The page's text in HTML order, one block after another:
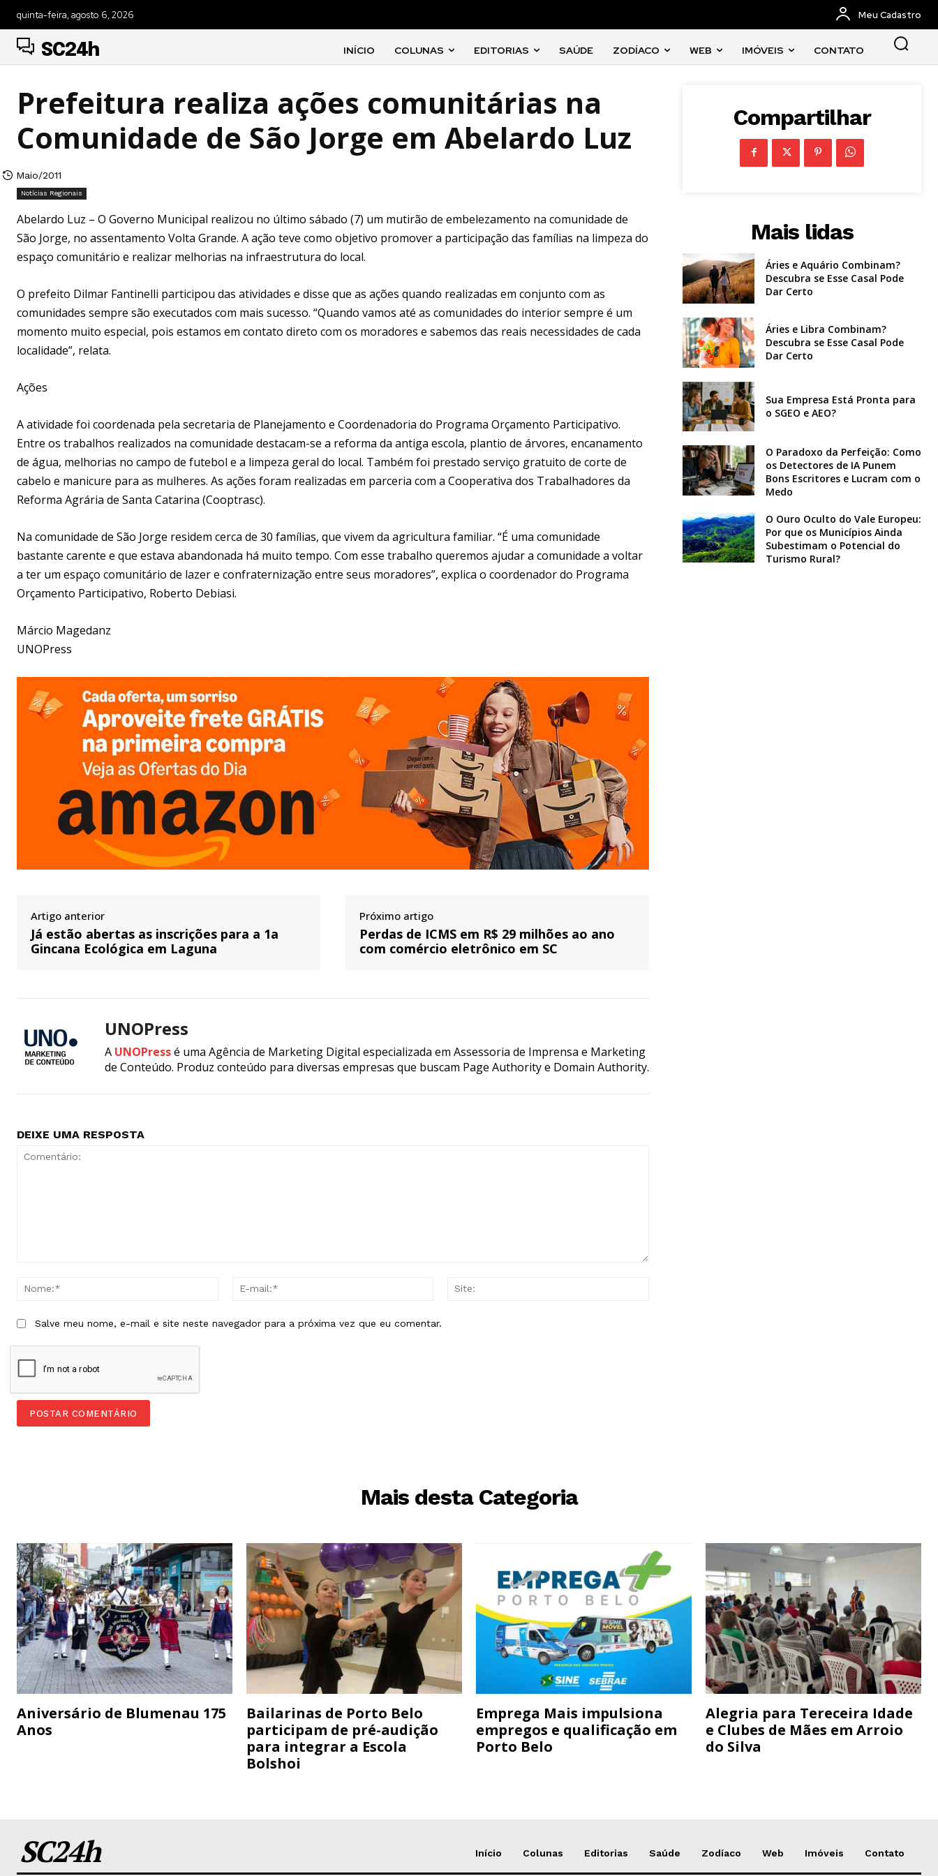
quinta-feira, agosto 6, 2026 Meu Cadastro
SC24h INÍCIO COLUNAS EDITORIAS SAÚDE ZODÍACO WEB IMÓVEIS CONTATO
Prefeitura realiza ações comunitárias na
Comunidade de São Jorge em Abelardo Luz
Maio/2011
Notícias Regionais
Abelardo Luz – O Governo Municipal realizou no último sábado (7) um mutirão de embelezamento na comunidade de
São Jorge, no assentamento Volta Grande. A ação teve como objetivo promover a participação das famílias na limpeza do
espaço comunitário e realizar melhorias na infraestrutura do local.
O prefeito Dilmar Fantinelli participou das atividades e disse que as ações quando realizadas em conjunto com as
comunidades sempre são executados com mais sucesso. “Quando vamos até as comunidades do interior sempre é um
momento muito especial, pois estamos em contato direto com os moradores e sabemos das reais necessidades de cada
localidade”, relata.
Ações
A atividade foi coordenada pela secretaria de Planejamento e Coordenadoria do Programa Orçamento Participativo.
Entre os trabalhos realizados na comunidade destacam-se a reforma da antiga escola, plantio de árvores, encanamento
de água, melhorias no campo de futebol e a limpeza geral do local. Também foi prestado serviço gratuito de corte de
cabelo e manicure para as mulheres. As ações foram realizadas em parceria com a Cooperativa dos Trabalhadores da
Reforma Agrária de Santa Catarina (Cooptrasc).
Na comunidade de São Jorge residem cerca de 30 famílias, que vivem da agricultura familiar. “É uma comunidade
bastante carente e que estava abandonada há muito tempo. Com esse trabalho queremos ajudar a comunidade a voltar
a ter um espaço comunitário de lazer e confraternização entre seus moradores”, explica o coordenador do Programa
Orçamento Participativo, Roberto Debiasi.
Márcio Magedanz
UNOPress
Artigo anterior
Já estão abertas as inscrições para a 1a
Gincana Ecológica em Laguna
Próximo artigo
Perdas de ICMS em R$ 29 milhões ao ano
com comércio eletrônico em SC
UNOPress
A UNOPressé uma Agência de Marketing Digital especializada em Assessoria de Imprensa e Marketing
de Conteúdo. Produz conteúdo para diversas empresas que buscam Page Authority e Domain Authority.
DEIXE UMA RESPOSTA
Nome:*
Salve meu nome, e-mail e site neste navegador para a próxima vez que eu comentar.
Compartilhar
Mais lidas
Áries e Aquário Combinam?
Descubra se Esse Casal Pode
Dar Certo
Áries e Libra Combinam?
Descubra se Esse Casal Pode
Dar Certo
Sua Empresa Está Pronta para
o SGEO e AEO?
O Paradoxo da Perfeição: Como
os Detectores de IA Punem
Bons Escritores e Lucram com o
Medo
O Ouro Oculto do Vale Europeu:
Por que os Municípios Ainda
Subestimam o Potencial do
Turismo Rural?
Mais desta Categoria
Aniversário de Blumenau 175
Anos
Bailarinas de Porto Belo
participam de pré-audição
para integrar a Escola
Bolshoi
Emprega Mais impulsiona
empregos e qualificação em
Porto Belo
Alegria para Tereceira Idade
e Clubes de Mães em Arroio
do Silva
SC24h Início Colunas Editorias Saúde Zodíaco Web Imóveis Contato